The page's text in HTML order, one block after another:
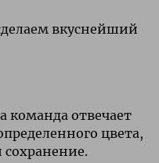
вкуснейший
команда отвечает
цвета,
сохранение.